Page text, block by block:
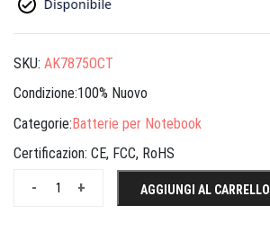
SKU: AK7875OCT
Condizione:100% Nuovo
Categorie:Batterie per Notebook
Certificazion: CE, FCC, RoHS
+
- AGGIUNGI AL CARRELLO